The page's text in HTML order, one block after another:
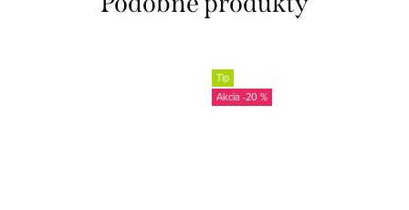
Tip
-20 %